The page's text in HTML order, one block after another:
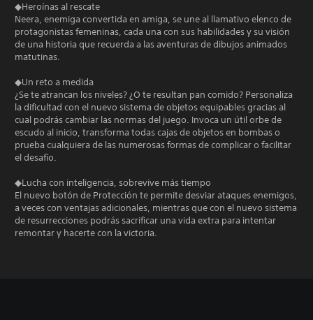
◆Heroínas al rescate
Neera, enemiga convertida en amiga, se une al llamativo elenco de
protagonistas femeninas, cada una con sus habilidades y su visión
de una historia que recuerda a las aventuras de dibujos animados
matutinas.
◆Un reto a medida
¿Se te atrancan los niveles? ¿O te resultan pan comido? Personaliza
la dificultad con el nuevo sistema de objetos equipables gracias al
cual podrás cambiar las normas del juego. Invoca un útil orbe de
escudo al inicio, transforma todas cajas de objetos en bombas o
prueba cualquiera de las numerosas formas de complicar o facilitar
el desafío.
◆Lucha con inteligencia, sobrevive más tiempo
El nuevo botón de Protección te permite desviar ataques enemigos,
a veces con ventajas adicionales, mientras que con el nuevo sistema
de resurrecciones podrás sacrificar una vida extra para intentar
remontar y hacerte con la victoria.